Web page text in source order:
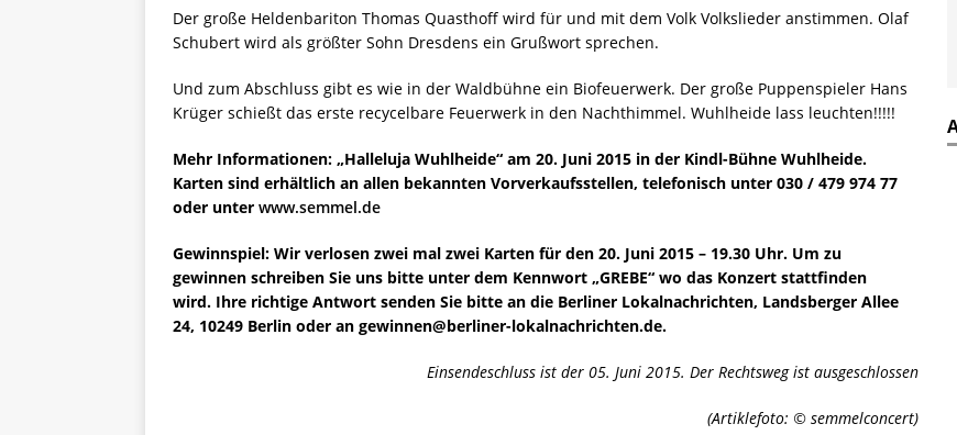
Der große Heldenbariton Thomas Quasthoff wird für und mit dem Volk Volkslieder anstimmen. Olaf
Schubert wird als größter Sohn Dresdens ein Grußwort sprechen.
Und zum Abschluss gibt es wie in der Waldbühne ein Biofeuerwerk. Der große Puppenspieler Hans
Krüger schießt das erste recycelbare Feuerwerk in den Nachthimmel. Wuhlheide lass leuchten!!!!!
Mehr Informationen: „Halleluja Wuhlheide“ am 20. Juni 2015 in der Kindl-Bühne Wuhlheide.
Karten sind erhältlich an allen bekannten Vorverkaufsstellen, telefonisch unter 030 / 479 974 77
oder unter www.semmel.de
Gewinnspiel: Wir verlosen zwei mal zwei Karten für den 20. Juni 2015 – 19.30 Uhr. Um zu
gewinnen schreiben Sie uns bitte unter dem Kennwort „GREBE“ wo das Konzert stattfinden
wird. Ihre richtige Antwort senden Sie bitte an die Berliner Lokalnachrichten, Landsberger Allee
24, 10249 Berlin oder an gewinnen@berliner-lokalnachrichten.de.
Einsendeschluss ist der 05. Juni 2015. Der Rechtsweg ist ausgeschlossen
(Artiklefoto: © semmelconcert)